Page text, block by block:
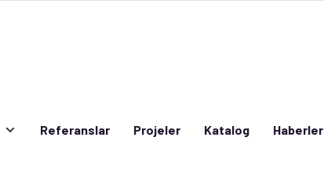
Referanslar Projeler Katalog Haberler